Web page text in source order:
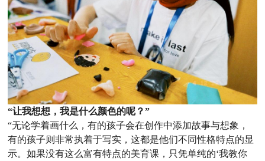
“让我想想，我是什么颜色的呢？”
“无论学着画什么，有的孩子会在创作中添加故事与想象，
有的孩子则非常执着于写实，这都是他们不同性格特点的显
示。如果没有这么富有特点的美育课，只凭单纯的‘我教你